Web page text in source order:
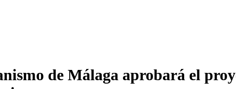
de Málaga aprobará el